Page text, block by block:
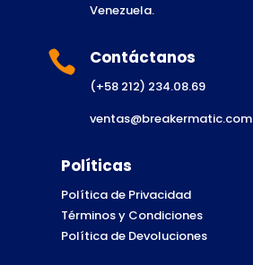
Venezuela.
 Contáctanos
(+58 212) 234.08.69
ventas@breakermatic.com
Políticas
Política de Privacidad
Términos y Condiciones
Política de Devoluciones